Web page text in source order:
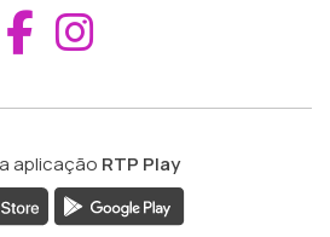
Aceder ao
aplicação RTP Play